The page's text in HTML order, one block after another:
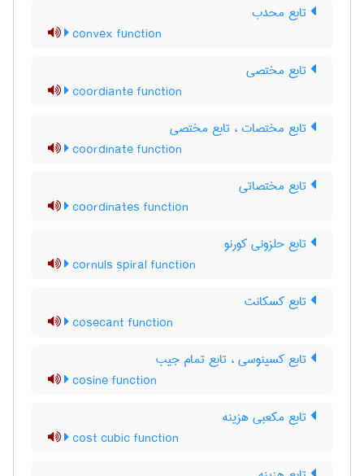
تابع محدب
convex function
تابع مختصی
coordiante function
تابع مختصات ، تابع مختصی
coordinate function
تابع مختصاتی
coordinates function
تابع حلزونی کورنو
cornuls spiral function
تابع کسکانت
cosecant function
تابع کسینوسی ، تابع تمام جیب
cosine function
تابع مکعبی هزینه
cost cubic function